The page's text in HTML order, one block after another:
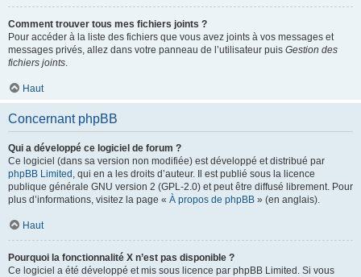
Comment trouver tous mes fichiers joints ?
Pour accéder à la liste des fichiers que vous avez joints à vos messages et
messages privés, allez dans votre panneau de l’utilisateur puis Gestion des
fichiers joints.
Haut
Concernant phpBB
Qui a développé ce logiciel de forum ?
Ce logiciel (dans sa version non modifiée) est développé et distribué par
phpBB Limited , qui en a les droits d’auteur. Il est publié sous la licence
publique générale GNU version 2 (GPL-2.0) et peut être diffusé librement. Pour
plus d’informations, visitez la page « À propos de phpBB » (en anglais).
Haut
Pourquoi la fonctionnalité X n’est pas disponible ?
Ce logiciel a été développé et mis sous licence par phpBB Limited. Si vous